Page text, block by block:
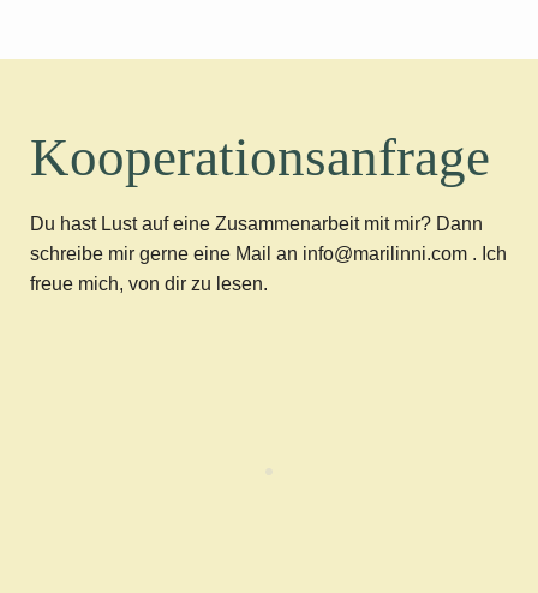
Kooperationsanfrage
Du hast Lust auf eine Zusammenarbeit mit mir? Dann
schreibe mir gerne eine Mail an info@marilinni.com . Ich
freue mich, von dir zu lesen.